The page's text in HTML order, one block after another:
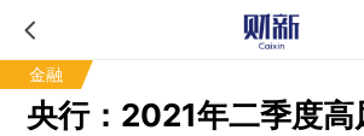
金融
央行：2021年二季度高